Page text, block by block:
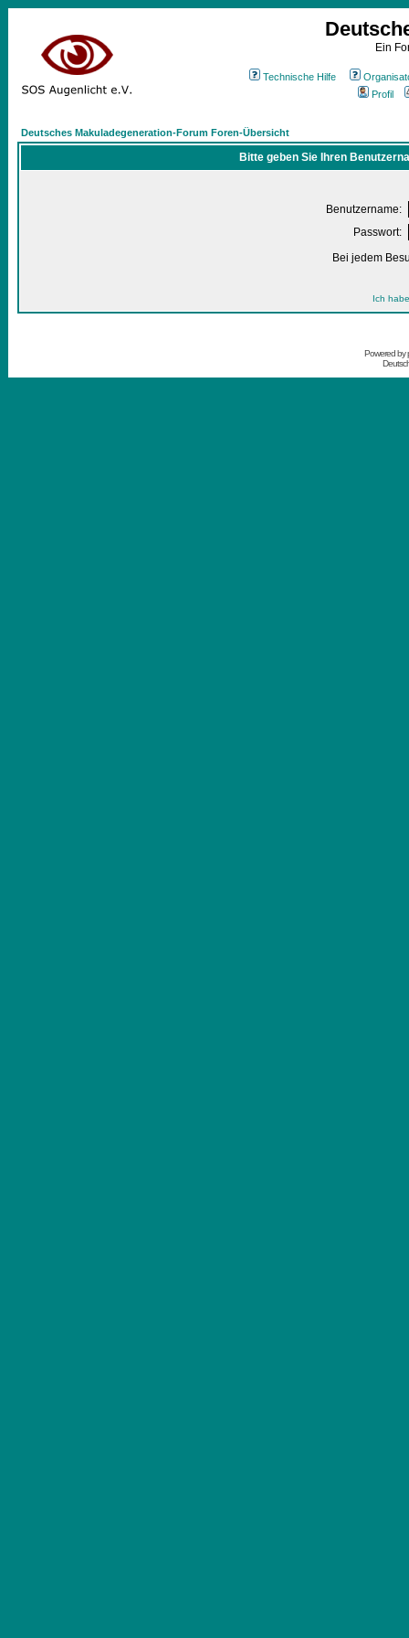
Ein
Technische Hilfe
Profil
Deutsches Makuladegeneration-Forum Foren-Übersicht
Bitte geben Sie Ihren
Benutzername:
Passwort:
Bei jedem
Ich
Powered by